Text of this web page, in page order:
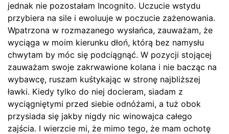
jednak nie pozostałam Incognito. Uczucie wstydu
przybiera na sile i ewoluuje w poczucie zażenowania.
Wpatrzona w rozmazanego wysłańca, zauważam, że
wyciąga w moim kierunku dłoń, którą bez namysłu
chwytam by móc się podciągnąć. W pozycji stojącej
zauważam swoje zakrwawione kolana i nie bacząc na
wybawcę, ruszam kuśtykając w stronę najbliższej
ławki. Kiedy tylko do niej docieram, siadam z
wyciągniętymi przed siebie odnóżami, a tuż obok
przysiada się jakby nigdy nic winowajca całego
zajścia. I wierzcie mi, że mimo tego, że mam ochotę